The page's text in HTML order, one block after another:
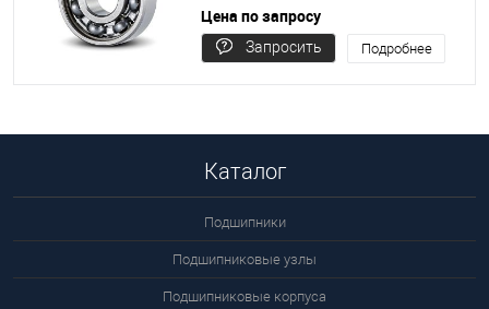
Цена по запросу
Запросить
Подробнее
Каталог
Подшипники
Подшипниковые узлы
Подшипниковые корпуса